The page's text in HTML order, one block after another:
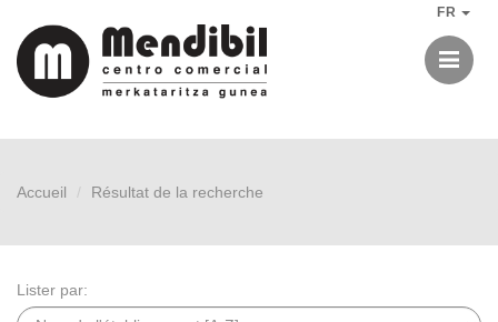
FR
Accueil Résultat de la recherche
Lister par: